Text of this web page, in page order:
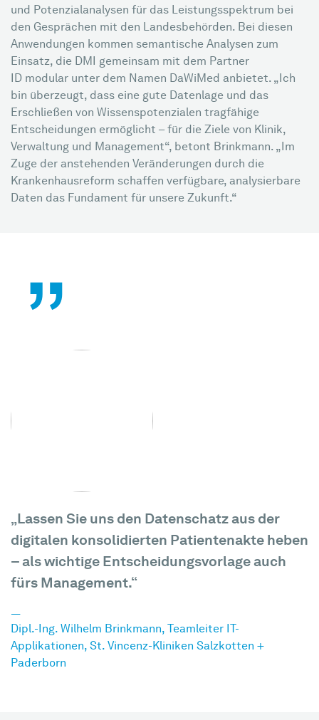
und Potenzialanalysen für das Leistungsspektrum bei
den Gesprächen mit den Landesbehörden. Bei diesen
Anwendungen kommen semantische Analysen zum
Einsatz, die DMI gemeinsam mit dem Partner
ID modular unter dem Namen DaWiMed anbietet. „Ich
bin überzeugt, dass eine gute Datenlage und das
Erschließen von Wissenspotenzialen tragfähige
Entscheidungen ermöglicht – für die Ziele von Klinik,
Verwaltung und Management“, betont Brinkmann. „Im
Zuge der anstehenden Veränderungen durch die
Krankenhausreform schaffen verfügbare, analysierbare
Daten das Fundament für unsere Zukunft.“
„
„Lassen Sie uns den Datenschatz aus der
digitalen konsolidierten Patientenakte heben
– als wichtige Entscheidungsvorlage auch
fürs Management.“
Dipl.-Ing. Wilhelm Brinkmann, Teamleiter IT-
Applikationen, St. Vincenz-Kliniken Salzkotten +
Paderborn